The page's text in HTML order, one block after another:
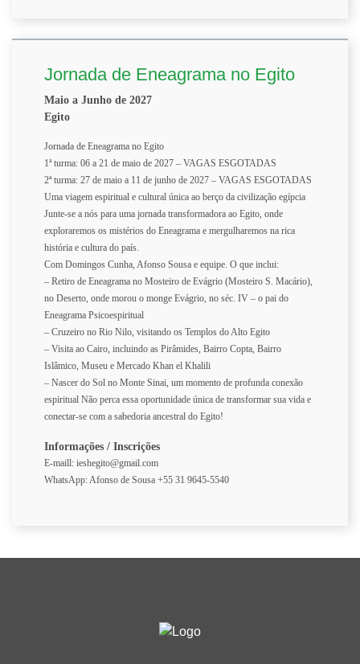
Jornada de Eneagrama no Egito
Maio a Junho de 2027
Egito
Jornada de Eneagrama no Egito
1ª turma: 06 a 21 de maio de 2027 – VAGAS ESGOTADAS
2ª turma: 27 de maio a 11 de junho de 2027 – VAGAS ESGOTADAS
Uma viagem espiritual e cultural única ao berço da civilização egípcia
Junte-se a nós para uma jornada transformadora ao Egito, onde
exploraremos os mistérios do Eneagrama e mergulharemos na rica
história e cultura do país.
Com Domingos Cunha, Afonso Sousa e equipe. O que inclui:
– Retiro de Eneagrama no Mosteiro de Evágrio (Mosteiro S. Macário),
no Deserto, onde morou o monge Evágrio, no séc. IV – o pai do
Eneagrama Psicoespiritual
– Cruzeiro no Rio Nilo, visitando os Templos do Alto Egito
– Visita ao Cairo, incluindo as Pirâmides, Bairro Copta, Bairro
Islâmico, Museu e Mercado Khan el Khalili
– Nascer do Sol no Monte Sinai, um momento de profunda conexão
espiritual Não perca essa oportunidade única de transformar sua vida e
conectar-se com a sabedoria ancestral do Egito!
Informações / Inscrições
E-maill: ieshegito@gmail.com
WhatsApp: Afonso de Sousa +55 31 9645-5540